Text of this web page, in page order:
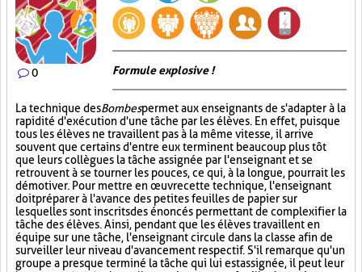
0 Formule explosive !
La technique desBombespermet aux enseignants de s'adapter à la
rapidité d'exécution d'une tâche par les élèves. En effet, puisque
tous les élèves ne travaillent pas à la même vitesse, il arrive
souvent que certains d'entre eux terminent beaucoup plus tôt
que leurs collègues la tâche assignée par l'enseignant et se
retrouvent à se tourner les pouces, ce qui, à la longue, pourrait les
démotiver. Pour mettre en œuvre cette technique, l'enseignant
doit préparer à l'avance des petites feuilles de papier sur
lesquelles sont inscrits des énoncés permettant de complexifier la
tâche des élèves. Ainsi, pendant que les élèves travaillent en
équipe sur une tâche, l'enseignant circule dans la classe afin de
surveiller leur niveau d'avancement respectif. S'il remarque qu'un
groupe a presque terminé la tâche qui lui est assignée, il peut leur